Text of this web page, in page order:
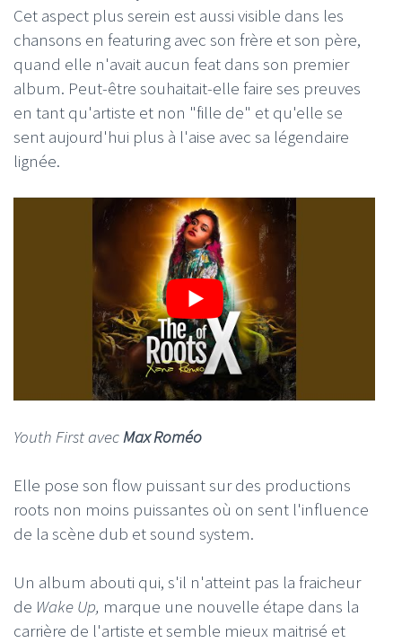
Cet aspect plus serein est aussi visible dans les
chansons en featuring avec son frère et son père,
quand elle n'avait aucun feat dans son premier
album. Peut-être souhaitait-elle faire ses preuves
en tant qu'artiste et non "fille de" et qu'elle se
sent aujourd'hui plus à l'aise avec sa légendaire
lignée.
Youth First avecMax Roméo
Elle pose son flow puissant sur des productions
roots non moins puissantes où on sent l'influence
de la scène dub et sound system.
Un album abouti qui, s'il n'atteint pas la fraicheur
de Wake Up, marque une nouvelle étape dans la
carrière de l'artiste et semble mieux maitrisé et